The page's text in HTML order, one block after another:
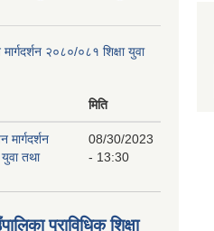
मार्गदर्शन २०८०/०८१ शिक्षा युवा
मिति
मार्गदर्शन
तथा
08/30/2023
- 13:30
प्राविधिक शिक्षा